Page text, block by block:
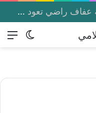
بعد فترة من الغياب .. الفنانة عفاف راضي تعود بأغنية “الذكريات”
الوضع